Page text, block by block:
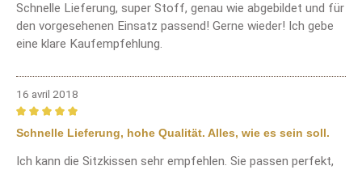
Schnelle Lieferung, super Stoff, genau wie abgebildet und für
den vorgesehenen Einsatz passend! Gerne wieder! Ich gebe
eine klare Kaufempfehlung.
16 avril 2018
Review with rating of 5 out of 5 stars
Schnelle Lieferung, hohe Qualität. Alles, wie es sein soll.
Ich kann die Sitzkissen sehr empfehlen. Sie passen perfekt,